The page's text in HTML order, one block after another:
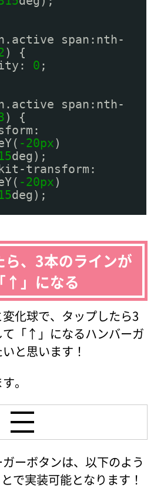
span:nth-
) {
0 ;
span:nth-
) {
-20px)
deg);
transform:
-20px)
deg);
ら、3本のラインが
↑」になる
化球で、タップしたら3
「↑」になるハンバーガ
と思います！
。
ーボタンは、以下のよう
で実装可能となります！